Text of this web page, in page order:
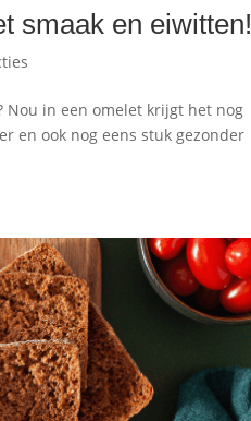
smaak en eiwitten!
Nou in een omelet krijgt het nog
en ook nog eens stuk gezonder